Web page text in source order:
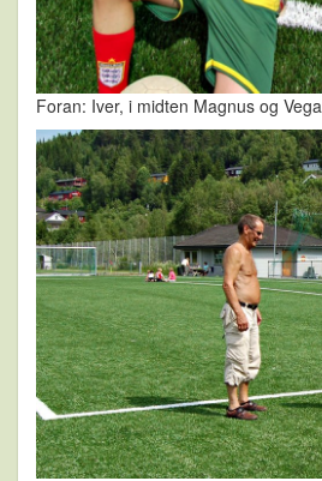
Foran: Iver, i midten Magnus og